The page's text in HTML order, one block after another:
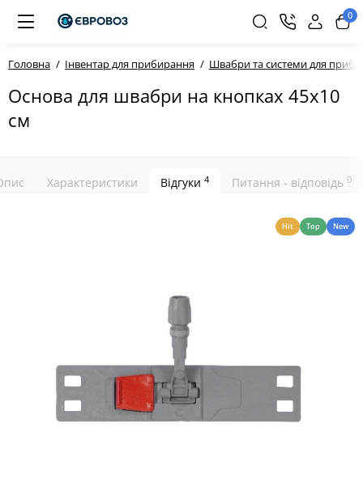
0
Головна Інвентар для прибирання Швабри та системи для
Основа для швабри на кнопках 45x10
см
Характеристики Відгуки 4 Питання - відповідь 0
Hit Top New